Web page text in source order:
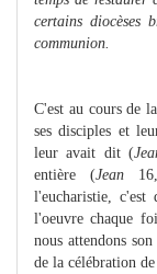
certains diocèses
communion.
C'est au cours de
ses disciples et
leur avait dit (
entière (Jean
l'eucharistie,
l'oeuvre chaque
nous attendons
de la célébration de